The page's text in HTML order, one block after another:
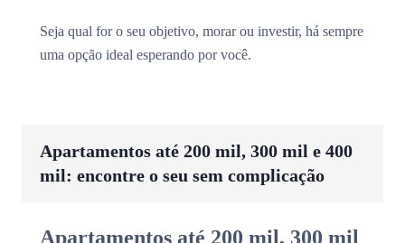
Seja qual for o seu objetivo, morar ou investir, há sempre
uma opção ideal esperando por você.
Apartamentos até 200 mil, 300 mil e 400
mil: encontre o seu sem complicação
Apartamentos até 200 mil, 300 mil